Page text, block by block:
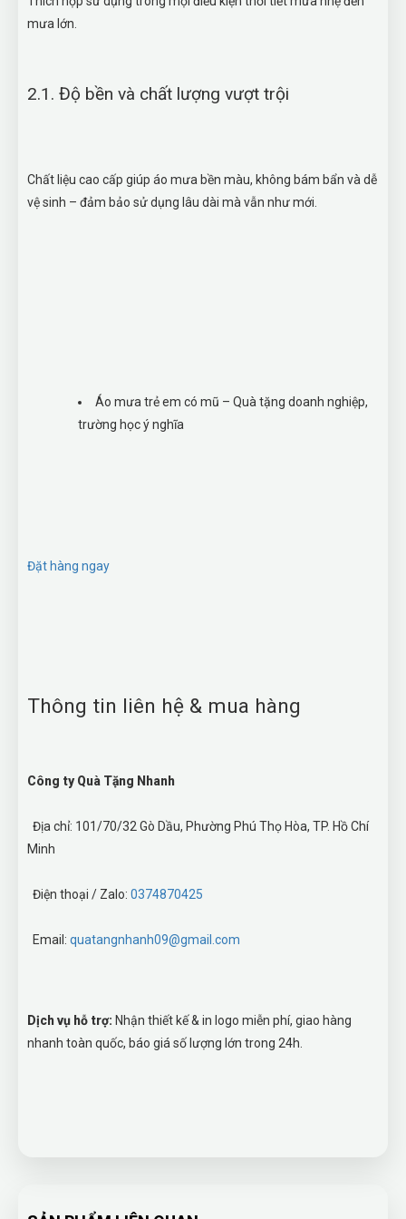
mưa lớn.
2.1. Độ bền và chất lượng vượt trội
Chất liệu cao cấp giúp áo mưa bền màu, không bám bẩn và dễ
vệ sinh – đảm bảo sử dụng lâu dài mà vẫn như mới.
Áo mưa trẻ em có mũ – Quà tặng doanh nghiệp,
trường học ý nghĩa
Đặt hàng ngay
Thông tin liên hệ & mua hàng
Công ty Quà Tặng Nhanh
Địa chỉ: 101/70/32 Gò Dầu, Phường Phú Thọ Hòa, TP. Hồ Chí
Minh
Điện thoại / Zalo: 0374870425
Email: quatangnhanh09@gmail.com
Dịch vụ hỗ trợ: Nhận thiết kế & in logo miễn phí, giao hàng
nhanh toàn quốc, báo giá số lượng lớn trong 24h.